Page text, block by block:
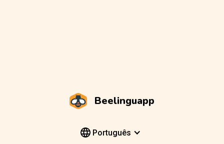
Beelinguapp
Português